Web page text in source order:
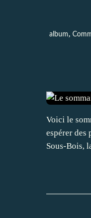
album,
Voici le
espérer des
Sous-Bois,